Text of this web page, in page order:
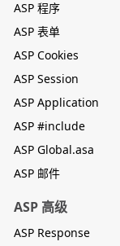
ASP 程序
ASP 表单
ASP Cookies
ASP Session
ASP Application
ASP #include
ASP Global.asa
ASP 邮件
ASP 高级
ASP Response